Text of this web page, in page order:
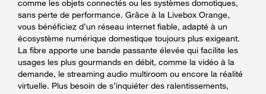
comme les objets connectés ou les systèmes domotiques,
sans perte de performance. Grâce à la Livebox Orange,
vous bénéficiez d’un réseau internet fiable, adapté à un
écosystème numérique domestique toujours plus exigeant.
La fibre apporte une bande passante élevée qui facilite les
usages les plus gourmands en débit, comme la vidéo à la
demande, le streaming audio multiroom ou encore la réalité
virtuelle. Plus besoin de s’inquiéter des ralentissements,